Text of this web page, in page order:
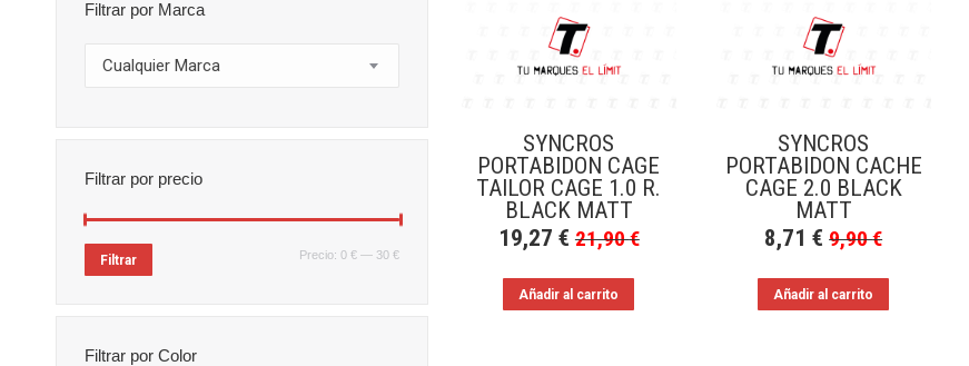
SYNCROS
PORTABIDON CAGE
TAILOR CAGE 1.0 R.
BLACK MATT
19,27 € 21,90€
Añadir al carrito
SYNCROS
PORTABIDON CACHE
CAGE 2.0 BLACK
MATT
8,71€ 9,90€
Añadir al carrito
Filtrar por Marca
Cualquier Marca
Filtrar por precio
Precio
Precio
Filtrar Precio: 0 € — 30 €
Filtrar por Color